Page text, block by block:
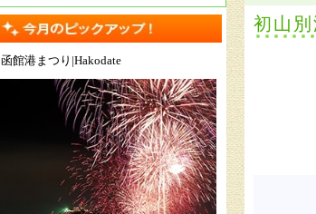
函館港まつり|Hakodate
初山